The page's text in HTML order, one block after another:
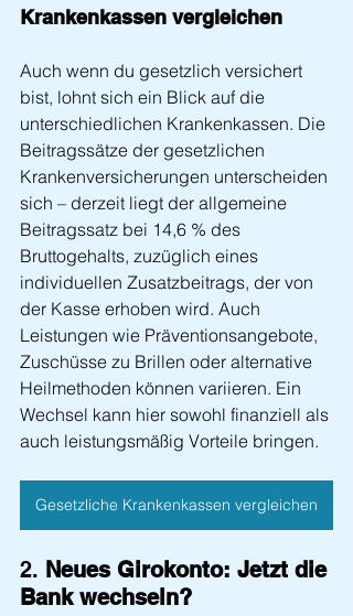
Krankenkassen vergleichen
Auch wenn du gesetzlich versichert
bist, lohnt sich ein Blick auf die
unterschiedlichen Krankenkassen. Die
Beitragssätze der gesetzlichen
Krankenversicherungen unterscheiden
sich – derzeit liegt der allgemeine
Beitragssatz bei 14,6 % des
Bruttogehalts, zuzüglich eines
individuellen Zusatzbeitrags, der von
der Kasse erhoben wird. Auch
Leistungen wie Präventionsangebote,
Zuschüsse zu Brillen oder alternative
Heilmethoden können variieren. Ein
Wechsel kann hier sowohl finanziell als
auch leistungsmäßig Vorteile bringen.
Gesetzliche Krankenkassen vergleichen
2. Neues Girokonto: Jetzt die
Bank wechseln?